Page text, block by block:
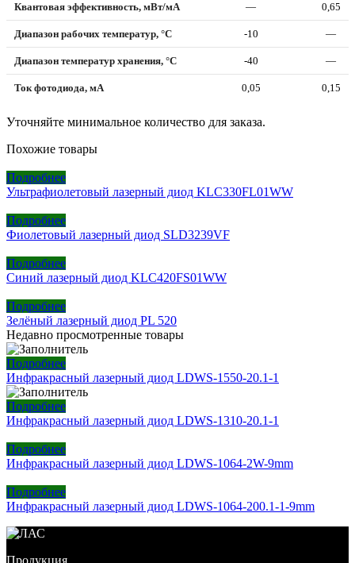
Квантовая эффективность, мВт/мА — 0,65
Диапазон рабочих температур, °C -10 —
Диапазон температур хранения, °C -40 —
Ток фотодиода, мА 0,05 0,15
Уточняйте минимальное количество для заказа.
Похожие товары
Подробнее
Ультрафиолетовый лазерный диод KLC330FL01WW
Подробнее
Фиолетовый лазерный диод SLD3239VF
Подробнее
Синий лазерный диод KLC420FS01WW
Подробнее
Зелёный лазерный диод PL 520
Недавно просмотренные товары
Подробнее
Инфракрасный лазерный диод LDWS-1550-20.1-1
Подробнее
Инфракрасный лазерный диод LDWS-1310-20.1-1
Подробнее
Инфракрасный лазерный диод LDWS-1064-2W-9mm
Подробнее
Инфракрасный лазерный диод LDWS-1064-200.1-1-9mm